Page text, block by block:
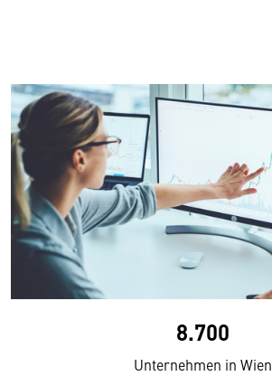
8.700
Unternehmen in Wien